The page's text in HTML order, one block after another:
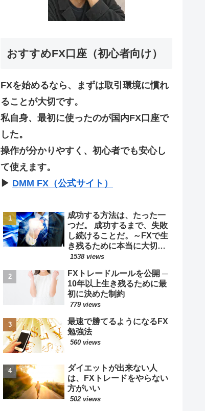
おすすめFX口座（初心者向け）
FXを始めるなら、まずは取引環境に慣れ
ることが大切です。
私自身、最初に使ったのが国内FX口座で
した。
操作が分かりやすく、初心者でも安心し
て使えます。
▶ DMM FX（公式サイト）
成功する方法は、たった一
つだ。 成功するまで、失敗
し続けることだ。～FXで生
き残るために本当に大切な
考え方～
1538 views
FXトレードルールを公開 ─
10年以上生き残るために最
初に決めた制約
779 views
最速で勝てるようになるFX
勉強法
560 views
ダイエットが出来ない人
は、FXトレードをやらない
方がいい
502 views